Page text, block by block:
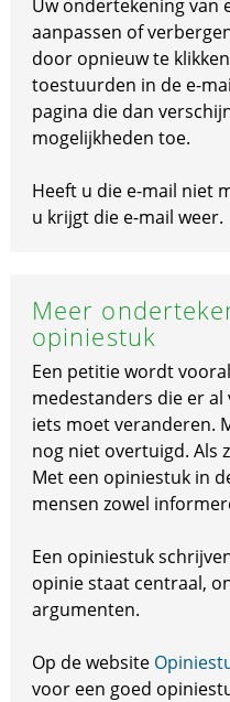
Uw ondertekening van
aanpassen of
door opnieuw te
toestuurden in de e-
pagina die dan
mogelijkheden toe.
Heeft u die e-mail niet
u krijgt die e-mail weer.
Meer
opiniestuk
Een petitie wordt
medestanders die er
iets moet veranderen.
nog niet overtuigd. Als
Met een opiniestuk in
mensen zowel
Een opiniestuk
opinie staat centraal,
argumenten.
Op de website
voor een goed